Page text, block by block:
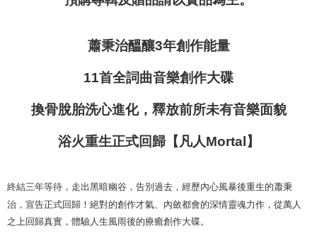
蕭秉治醞釀3年創作能量
11首全詞曲音樂創作大碟
換骨脫胎洗心進化， 釋放前所未有音樂面貌
浴火重生正式回歸【凡人Mortal】
終結三年等待，走出黑暗幽谷，告別過去，經歷內心風暴後重生的蕭秉
治，宣告正式回歸！絕對的創作才氣、內斂都會的深情靈魂力作，從萬人
之上回歸真實，體驗人生風雨後的療癒創作大碟。